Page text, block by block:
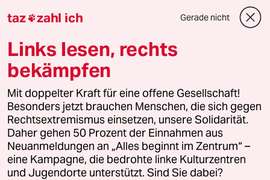
Mehr taz Angebote
Reisen
Kantine
taz zahl ich Gerade nicht
Links lesen, rechts
bekämpfen
Mit doppelter Kraft für eine offene Gesellschaft!
Besonders jetzt brauchen Menschen, die sich gegen
Rechtsextremismus einsetzen, unsere Solidarität.
Daher gehen 50 Prozent der Einnahmen aus
Neuanmeldungen an „Alles beginnt im Zentrum“ –
eine Kampagne, die bedrohte linke Kulturzentren
und Jugendorte unterstützt. Sind Sie dabei?